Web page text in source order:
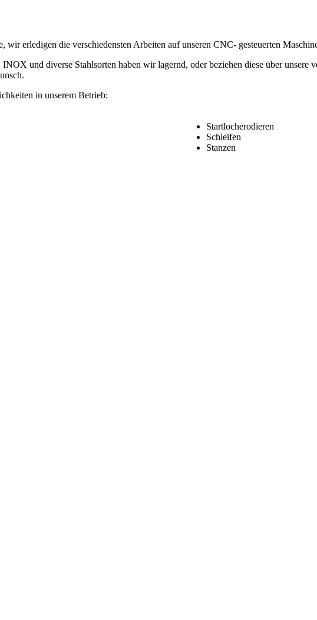
erledigen die verschiedensten Arbeiten auf unseren CNC- gesteuerten
und diverse Stahlsorten haben wir lagernd, oder beziehen diese über unsere
in unserem Betrieb:
Startlocherodieren
Schleifen
Stanzen